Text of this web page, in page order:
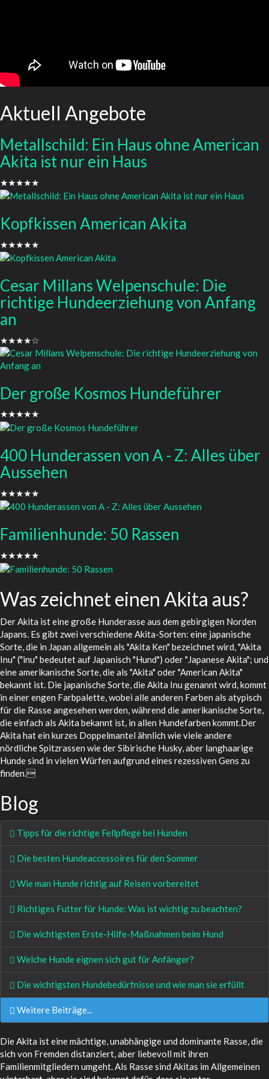
Aktuell Angebote
Metallschild: Ein Haus ohne American
Akita ist nur ein Haus
★★★★★
Kopfkissen American Akita
★★★★★
Cesar Millans Welpenschule: Die
richtige Hundeerziehung von Anfang
an
★★★★☆
Der große Kosmos Hundeführer
★★★★★
400 Hunderassen von A - Z: Alles über
Aussehen
★★★★★
Familienhunde: 50 Rassen
★★★★★
Was zeichnet einen Akita aus?
Der Akita ist eine große Hunderasse aus dem gebirgigen Norden
Japans. Es gibt zwei verschiedene Akita-Sorten: eine japanische
Sorte, die in Japan allgemein als "Akita Ken" bezeichnet wird, "Akita
Inu" ("inu" bedeutet auf Japanisch "Hund") oder "Japanese Akita"; und
eine amerikanische Sorte, die als "Akita" oder "American Akita"
bekannt ist. Die japanische Sorte, die Akita Inu genannt wird, kommt
in einer engen Farbpalette, wobei alle anderen Farben als atypisch
für die Rasse angesehen werden, während die amerikanische Sorte,
die einfach als Akita bekannt ist, in allen Hundefarben kommt.Der
Akita hat ein kurzes Doppelmantel ähnlich wie viele andere
nördliche Spitzrassen wie der Sibirische Husky, aber langhaarige
Hunde sind in vielen Würfen aufgrund eines rezessiven Gens zu
finden.
Blog
Tipps für die richtige Fellpflege bei Hunden
Die besten Hundeaccessoires für den Sommer
Wie man Hunde richtig auf Reisen vorbereitet
Richtiges Futter für Hunde: Was ist wichtig zu beachten?
Die wichtigsten Erste-Hilfe-Maßnahmen beim Hund
Welche Hunde eignen sich gut für Anfänger?
Die wichtigsten Hundebedürfnisse und wie man sie erfüllt
Weitere Beiträge...
Die Akita ist eine mächtige, unabhängige und dominante Rasse, die
sich von Fremden distanziert, aber liebevoll mit ihren
Familienmitgliedern umgeht. Als Rasse sind Akitas im Allgemeinen